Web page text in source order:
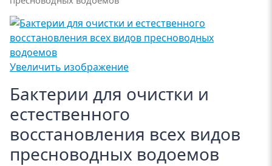
Увеличить изображение
Бактерии для очистки и
естественного
восстановления всех видов
пресноводных водоемов